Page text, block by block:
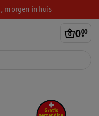
morgen in huis
0.
00